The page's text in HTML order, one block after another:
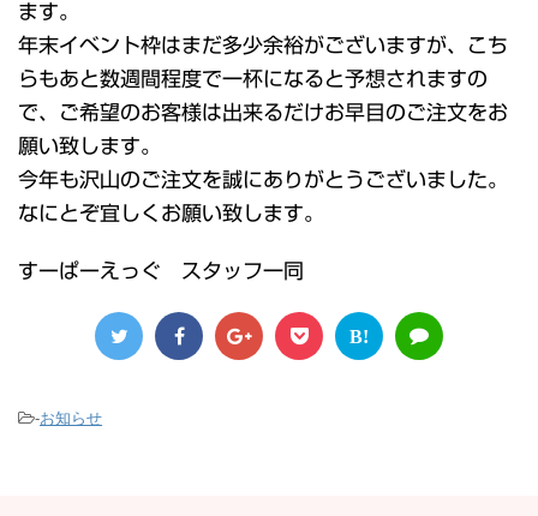
ます。
年末イベント枠はまだ多少余裕がございますが、こち
らもあと数週間程度で一杯になると予想されますの
で、ご希望のお客様は出来るだけお早目のご注文をお
願い致します。
今年も沢山のご注文を誠にありがとうございました。
なにとぞ宜しくお願い致します。
すーぱーえっぐ スタッフ一同
B!
-お知らせ